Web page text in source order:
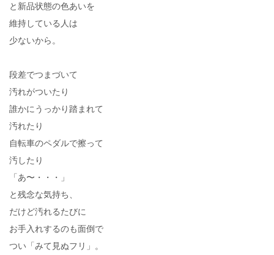
と新品状態の色あいを
維持している人は
少ないから。
段差でつまづいて
汚れがついたり
誰かにうっかり踏まれて
汚れたり
自転車のペダルで擦って
汚したり
「あ〜・・・」
と残念な気持ち、
だけど汚れるたびに
お手入れするのも面倒で
つい「みて見ぬフリ」。